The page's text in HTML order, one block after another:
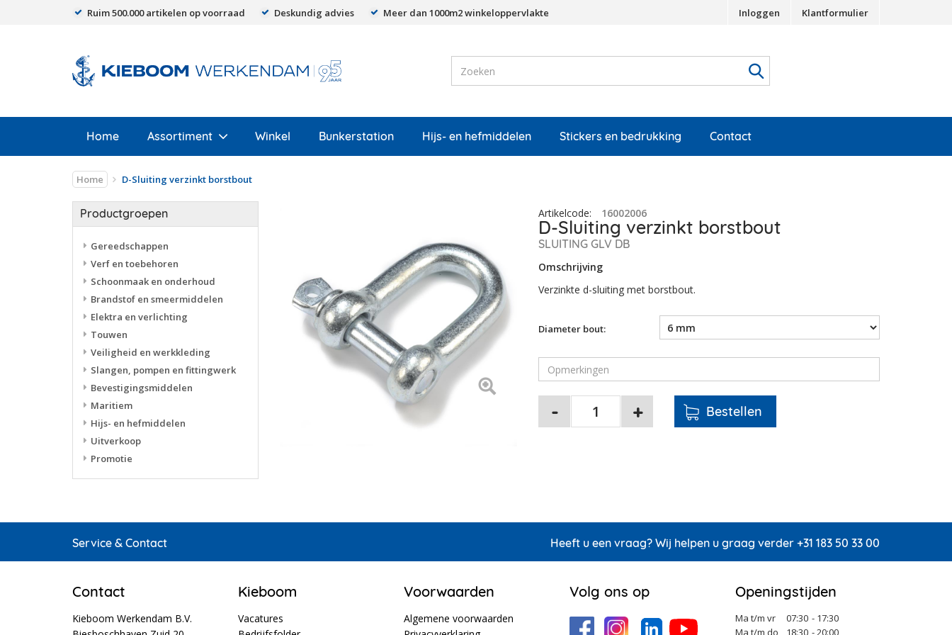
Ruim 500.000 artikelen op voorraad Deskundig advies Meer dan 1000m2 winkeloppervlakte Inloggen Klantformulier
Home Assortiment Winkel Bunkerstation Hijs- en hefmiddelen Stickers en bedrukking Contact
Home D-Sluiting verzinkt borstbout
Productgroepen
Gereedschappen
Verf en toebehoren
Schoonmaak en onderhoud
Brandstof en smeermiddelen
Elektra en verlichting
Touwen
Veiligheid en werkkleding
Slangen, pompen en fittingwerk
Bevestigingsmiddelen
Maritiem
Hijs- en hefmiddelen
Uitverkoop
Promotie
Artikelcode: 16002006
D-Sluiting verzinkt borstbout
SLUITING GLV DB
Omschrijving
Verzinkte d-sluiting met borstbout.
Diameter bout:
Service & Contact Heeft u een vraag? Wij helpen u graag verder +31 183 50 33 00
Contact
Kieboom Werkendam B.V.
Kieboom
Vacatures
Voorwaarden
Algemene voorwaarden
Volg ons op Openingstijden
Ma t/m vr 07:30 - 17:30
Ma t/m do
18:30 - 20:00